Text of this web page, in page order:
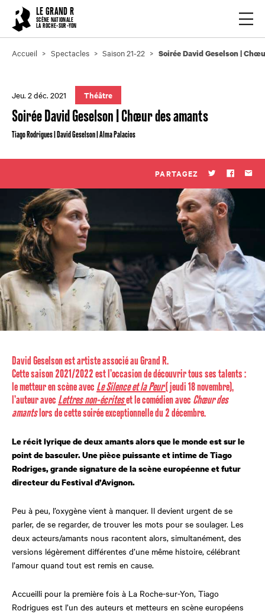
LE GRAND R
SCÈNE NATIONALE
LA ROCHE-SUR-YON
Accueil Spectacles Saison 21-22 Soirée David Geselson |
Jeu. 2 déc. 2021 Théâtre
Soirée David Geselson | Chœur des amants
Tiago Rodrigues | David Geselson | Alma Palacios
PARTAGEZ Twitter
David Geselson est artiste associé au Grand R.
Cette saison 2021/2022 est l’occasion de découvrir tous ses talents :
le metteur en scène avec Le Silence et la Peur ( jeudi 18 novembre),
l’auteur avec Lettres non-écriteset le comédien avec Chœur des
amantslors de cette soirée exceptionnelle du 2 décembre.
Le récit lyrique de deux amants alors que le monde est sur le
point de basculer. Une pièce puissante et intime de Tiago
Rodriges, grande signature de la scène européenne et futur
directeur du Festival d’Avignon.
Peu à peu, l’oxygène vient à manquer. Il devient urgent de se
parler, de se regarder, de trouver les mots pour se soulager. Les
deux acteurs/amants nous racontent alors, simultanément, des
versions légèrement différentes d’une même histoire, célébrant
l’amour quand tout est remis en cause.
Accueilli pour la première fois à La Roche-sur-Yon, Tiago
Rodrigues est l’un des auteurs et metteurs en scène européens
Cookies management panel